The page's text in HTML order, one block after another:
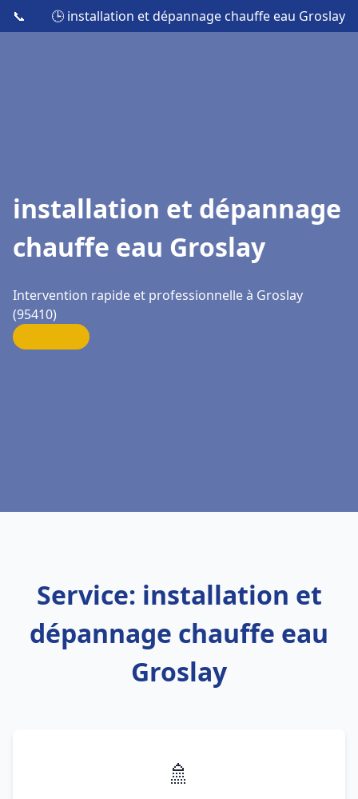
📞 🕒 installation et dépannage chauffe eau Groslay
installation et dépannage
chauffe eau Groslay
Intervention rapide et professionnelle à Groslay
(95410)
Service: installation et
dépannage chauffe eau
Groslay
🚿